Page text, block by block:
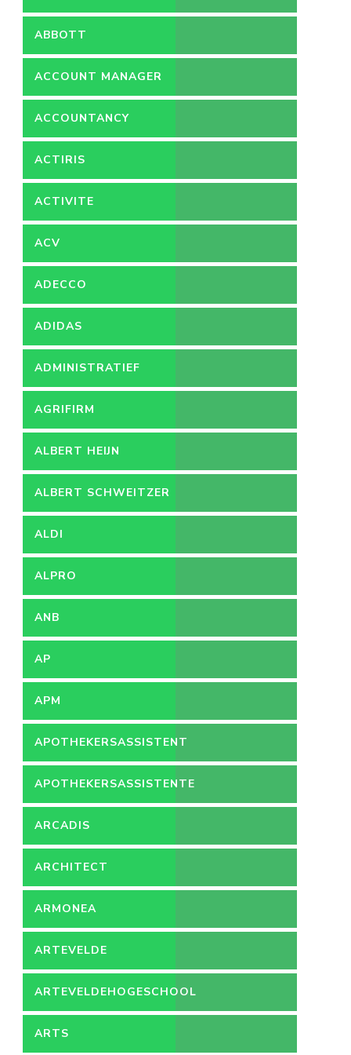
ABBOTT
ACCOUNT MANAGER
ACCOUNTANCY
ACTIRIS
ACTIVITE
ACV
ADECCO
ADIDAS
ADMINISTRATIEF
MEDEWERKER
AGRIFIRM
ALBERT HEIJN
ALBERT SCHWEITZER
ZIEKENHUIS
ALDI
ALPRO
ANB
AP
APM
APOTHEKERSASSISTENT
APOTHEKERSASSISTENTE
ARCADIS
ARCHITECT
ARMONEA
ARTEVELDE
ARTEVELDEHOGESCHOOL
ARTS